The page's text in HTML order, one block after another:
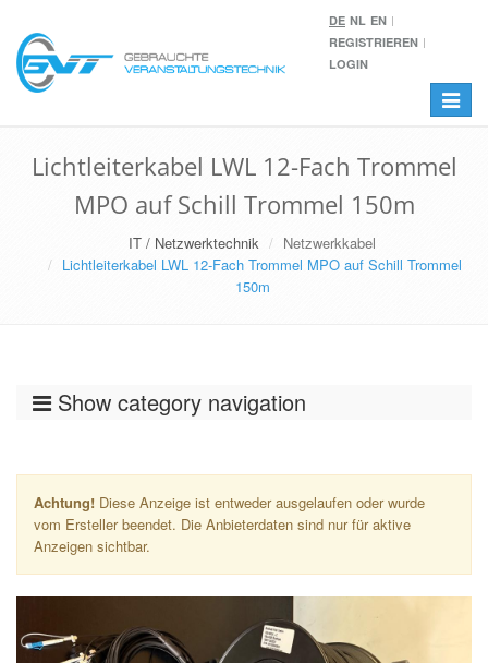
DE NL EN
REGISTRIEREN
LOGIN
Toggle
Lichtleiterkabel LWL 12-Fach Trommel
MPO auf Schill Trommel 150m
IT / Netzwerktechnik
Netzwerkkabel
Lichtleiterkabel LWL 12-Fach Trommel MPO auf Schill Trommel
150m
Show category navigation
Achtung! Diese Anzeige ist entweder ausgelaufen oder wurde
vom Ersteller beendet. Die Anbieterdaten sind nur für aktive
Anzeigen sichtbar.